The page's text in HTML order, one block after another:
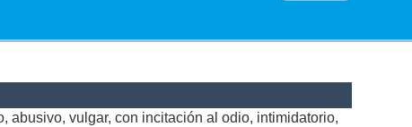
abusivo, vulgar, con incitación al odio, intimidatorio,